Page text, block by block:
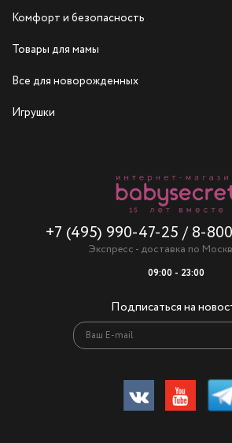
Комфорт и безопасность
Товары для мамы
Все для новорожденных
Игрушки
+7 (495) 990-47-25 / 8-
Экспресс - доставка по
09:00 - 23:00
Подписаться на